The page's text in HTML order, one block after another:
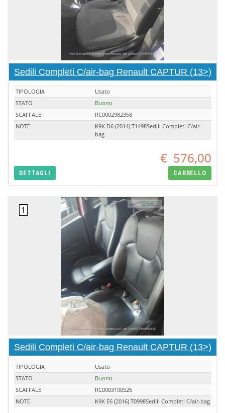
Sedili Completi C/air-bag Renault CAPTUR (13>)
TIPOLOGIA
Usato
STATO
Buono
SCAFFALE
RC0002982358
NOTE
K9K D6 (2014) T1498Sedili Completi C/air-
bag
€ 576,00
DETTAGLI CARRELLO
Sedili Completi C/air-bag Renault CAPTUR (13>)
TIPOLOGIA
Usato
STATO
Buono
SCAFFALE
RC0003100526
NOTE
K9K E6 (2016) T0998Sedili Completi C/air-bag